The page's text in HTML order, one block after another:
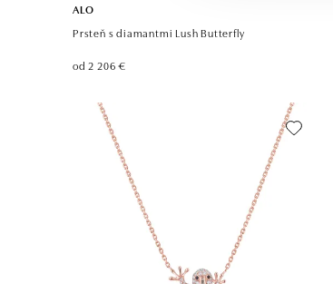
ALO
Prsteň s diamantmi Lush Butterfly
od 2 206 €